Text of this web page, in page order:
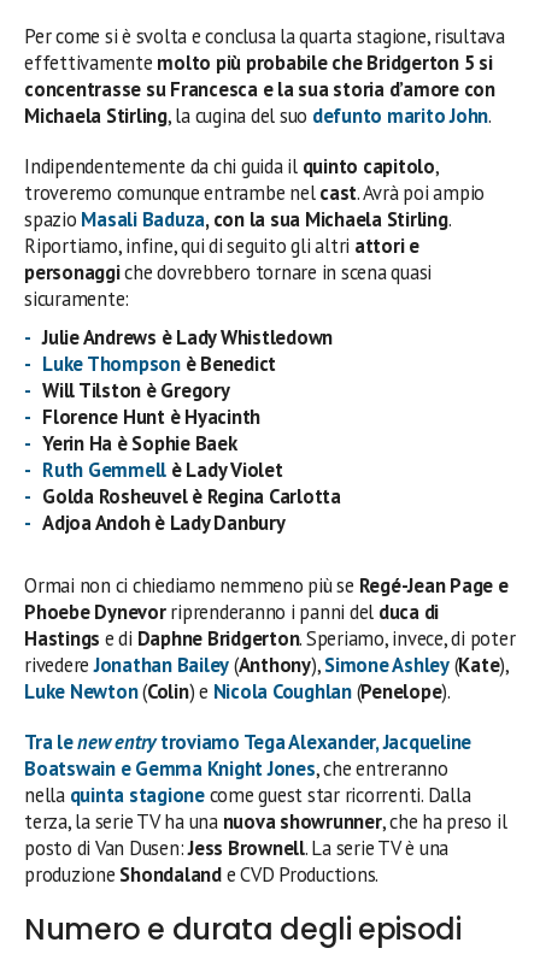
Per come si è svolta e conclusa la quarta stagione, risultava
effettivamente molto più probabile che Bridgerton 5 si
concentrasse su Francesca e la sua storia d’amore con
Michaela Stirling, la cugina del suo defunto marito John.
Indipendentemente da chi guida il quinto capitolo,
troveremo comunque entrambe nelcast. Avrà poi ampio
spazio Masali Baduza, con la sua Michaela Stirling.
Riportiamo, infine, qui di seguito gli altri attori e
personaggiche dovrebbero tornare in scena quasi
sicuramente:
Julie Andrews è Lady Whistledown
Luke Thompson è Benedict
Will Tilston è Gregory
Florence Hunt è Hyacinth
Yerin Ha è Sophie Baek
Ruth Gemmell è Lady Violet
Golda Rosheuvel è Regina Carlotta
Adjoa Andoh è Lady Danbury
Ormai non ci chiediamo nemmeno più se Regé-Jean Page e
Phoebe Dynevorriprenderanno i panni del duca di
Hastings e di Daphne Bridgerton. Speriamo, invece, di poter
rivedereJonathan Bailey(Anthony),Simone Ashley(Kate),
Luke Newton(Colin) e Nicola Coughlan(Penelope).
Tra lenew entrytroviamo Tega Alexander,Jacqueline
BoatswaineGemma Knight Jones, che entreranno
nella quinta stagionecome guest star ricorrenti. Dalla
terza, la serie TV ha unanuova showrunner, che ha preso il
posto di Van Dusen:Jess Brownell. La serie TV è una
produzione Shondalande CVD Productions.
Numero e durata degli episodi